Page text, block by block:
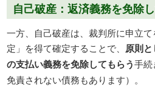
自己破産：返済義務を免除
一方、自己破産は、裁判所に申立
定」を得て確定することで、 原則と
の支払い義務を免除してもらう手
免責されない債務もあります）。